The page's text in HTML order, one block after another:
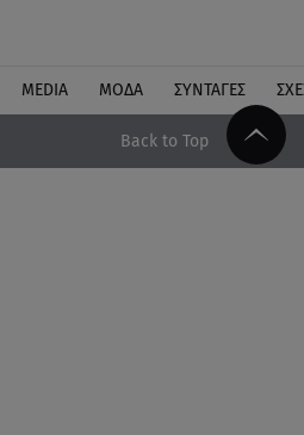
MEDIA ΜΟΔΑ ΣΥΝΤΑΓΕΣ
Back to Top